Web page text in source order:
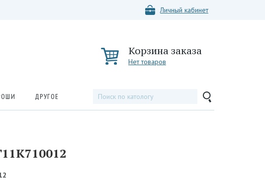
Личный кабинет
Корзина заказа
Нет товаров
ДРУГОЕ